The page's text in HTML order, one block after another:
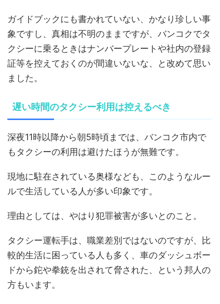
ガイドブックにも書かれていない、かなり珍しい事
象ですし、真相は不明のままですが、バンコクでタ
クシーに乗るときはナンバープレートや社内の登録
証等を控えておくのが間違いないな、と改めて思い
ました。
遅い時間のタクシー利用は控えるべき
深夜11時以降から朝5時頃までは、バンコク市内で
もタクシーの利用は避けたほうが無難です。
現地に駐在されている奥様なども、このようなルー
ルで生活している人が多い印象です。
理由としては、やはり犯罪被害が多いとのこと。
タクシー運転手は、職業差別ではないのですが、比
較的生活に困っている人も多く、車のダッシュボー
ドから鉈や拳銃を出されて脅された、という邦人の
方もいます。